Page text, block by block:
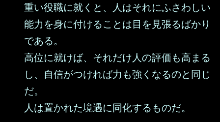
重い役職に就くと、人はそれにふさわしい
能力を身に付けることは目を見張るばかり
である。
高位に就けば、それだけ人の評価も高まる
し、自信がつければ力も強くなるのと同じ
だ。
人は置かれた境遇に同化するものだ。